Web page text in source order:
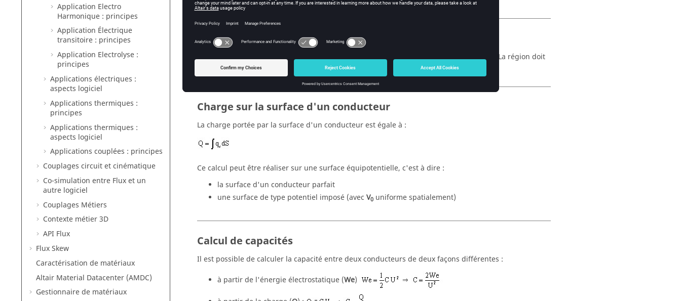
Application Electro
Harmonique : principes
Application Électrique
transitoire : principes
Application Electrolyse :
principes
Applications électriques :
aspects logiciel
Applications thermiques :
principes
Applications thermiques :
aspects logiciel
Applications couplées : principes
Couplages circuit et cinématique
Co-simulation entre Flux et un
autre logiciel
Couplages Métiers
Contexte métier 3D
API Flux
Flux Skew
Caractérisation de matériaux
Altair Material Datacenter (AMDC)
Gestionnaire de matériaux
Force et couple électrostatique
Les forces et couples électrostatiques sont calculés par la méthode des travaux virtuels. La région doit
être entourée d'air.
Charge sur la surface d'un conducteur
La charge portée par la surface d'un conducteur est égale à :
Ce calcul peut être réaliser sur une surface équipotentielle, c'est à dire :
la surface d'un conducteur parfait
une surface de type potentiel imposé (avec V0 uniforme spatialement)
Calcul de capacités
Il est possible de calculer la capacité entre deux conducteurs de deux façons différentes :
à partir de l'énergie électrostatique (We) ⇒